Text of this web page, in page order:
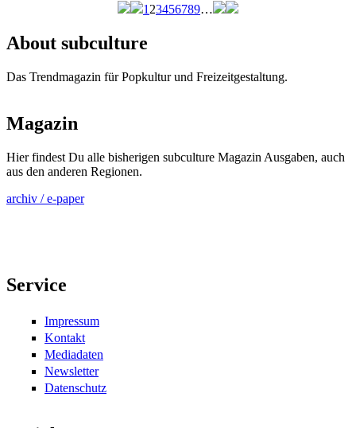
1 23456789…
About subculture
Das Trendmagazin für Popkultur und Freizeitgestaltung.
Magazin
Hier findest Du alle bisherigen subculture Magazin Ausgaben, auch
aus den anderen Regionen.
archiv / e-paper
Service
Impressum
Kontakt
Mediadaten
Newsletter
Datenschutz